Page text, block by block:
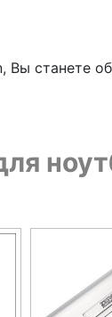
станете